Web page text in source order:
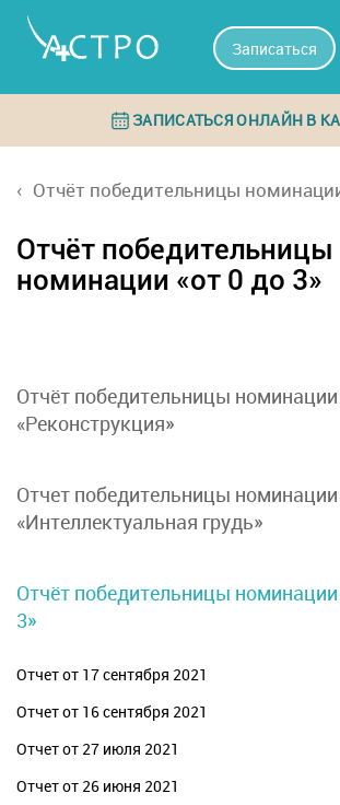
Записаться
ЗАПИСАТЬСЯ ОНЛАЙН В
Отчёт победительницы
Отчёт победительницы
номинации «от 0 до 3»
Отчёт победительницы номинации
«Реконструкция»
Отчет победительницы номинации
«Интеллектуальная грудь»
Отчёт победительницы номинации
3»
Отчет от 17 сентября 2021
Отчет от 16 сентября 2021
Отчет от 27 июля 2021
Отчет от 26 июня 2021